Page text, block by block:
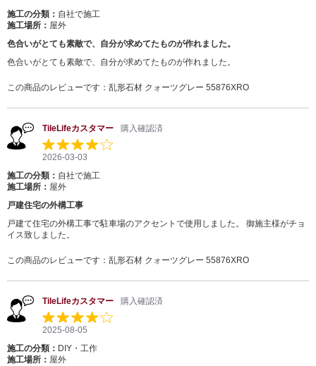
施工の分類： 自社で施工
施工場所： 屋外
色合いがとても素敵で、自分が求めてたものが作れました。
色合いがとても素敵で、自分が求めてたものが作れました。
この商品のレビューです： 乱形石材 クォーツグレー 55876XRO
TileLifeカスタマー 購入確認済
2026-03-03
施工の分類： 自社で施工
施工場所： 屋外
戸建住宅の外構工事
戸建て住宅の外構工事で駐車場のアクセントで使用しました。 御施主様がチョ
イス致しました。
この商品のレビューです： 乱形石材 クォーツグレー 55876XRO
TileLifeカスタマー 購入確認済
2025-08-05
施工の分類： DIY・工作
施工場所： 屋外